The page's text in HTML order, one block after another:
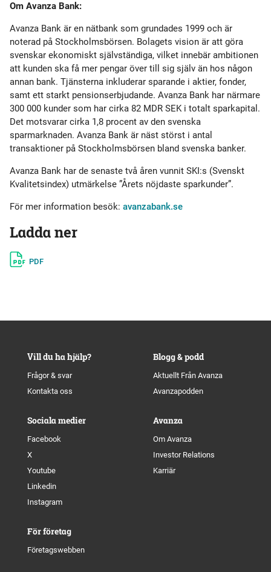
Om Avanza Bank:
Avanza Bank är en nätbank som grundades 1999 och är
noterad på Stockholmsbörsen. Bolagets vision är att göra
svenskar ekonomiskt självständiga, vilket innebär ambitionen
att kunden ska få mer pengar över till sig själv än hos någon
annan bank. Tjänsterna inkluderar sparande i aktier, fonder,
samt ett starkt pensionserbjudande. Avanza Bank har närmare
300 000 kunder som har cirka 82 MDR SEK i totalt sparkapital.
Det motsvarar cirka 1,8 procent av den svenska
sparmarknaden. Avanza Bank är näst störst i antal
transaktioner på Stockholmsbörsen bland svenska banker.
Avanza Bank har de senaste två åren vunnit SKI:s (Svenskt
Kvalitetsindex) utmärkelse ”Årets nöjdaste sparkunder”.
För mer information besök: avanzabank.se
Ladda ner
PDF
Vill du ha hjälp?
Frågor & svar
Kontakta oss
Blogg & podd
Aktuellt Från Avanza
Avanzapodden
Sociala medier
Facebook
X
Youtube
Linkedin
Instagram
Avanza
Om Avanza
Investor Relations
Karriär
För företag
Företagswebben